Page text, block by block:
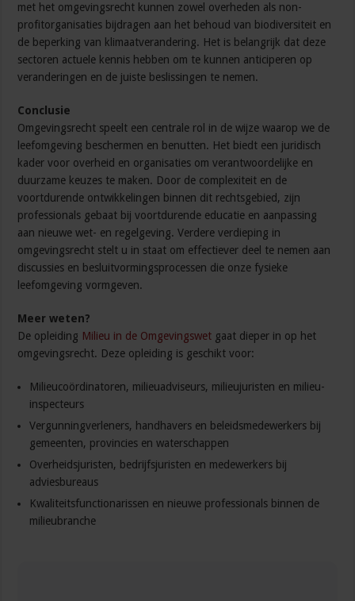
met het omgevingsrecht kunnen zowel overheden als non-
profitorganisaties bijdragen aan het behoud van biodiversiteit en
de beperking van klimaatverandering. Het is belangrijk dat deze
sectoren actuele kennis hebben om te kunnen anticiperen op
veranderingen en de juiste beslissingen te nemen.
Conclusie
Omgevingsrecht speelt een centrale rol in de wijze waarop we de
leefomgeving beschermen en benutten. Het biedt een juridisch
kader voor overheid en organisaties om verantwoordelijke en
duurzame keuzes te maken. Door de complexiteit en de
voortdurende ontwikkelingen binnen dit rechtsgebied, zijn
professionals gebaat bij voortdurende educatie en aanpassing
aan nieuwe wet- en regelgeving. Verdere verdieping in
omgevingsrecht stelt u in staat om effectiever deel te nemen aan
discussies en besluitvormingsprocessen die onze fysieke
leefomgeving vormgeven.
Meer weten?
De opleiding Milieu in de Omgevingswet gaat dieper in op het
omgevingsrecht. Deze opleiding is geschikt voor:
Milieucoördinatoren, milieuadviseurs, milieujuristen en milieu-
inspecteurs
Vergunningverleners, handhavers en beleidsmedewerkers bij
gemeenten, provincies en waterschappen
Overheidsjuristen, bedrijfsjuristen en medewerkers bij
adviesbureaus
Kwaliteitsfunctionarissen en nieuwe professionals binnen de
milieubranche